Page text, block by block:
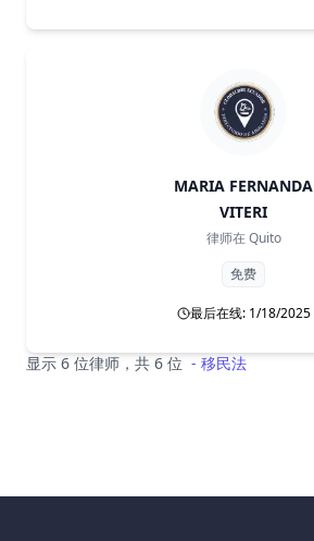
MARIA FERNANDA
VITERI
律师在 Quito
免费
最后在线: 1/18/2025
显示 6 位律师，共 6 位 - 移民法